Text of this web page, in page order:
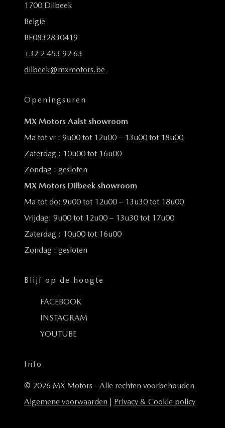
1700 Dilbeek
België
BE0832830419
+32 2 453 92 63
dilbeek@mxmotors.be
Openingsuren
MX Motors Aalst showroom
Ma tot vr : 9u00 tot 12u00 – 13u00 tot 18u00
Zaterdag : 10u00 tot 16u00
Zondag : gesloten
MX Motors Dilbeek showroom
Ma tot do: 9u00 tot 12u00 – 13u30 tot 18u00
Vrijdag: 9u00 tot 12u00 – 13u30 tot 17u00
Zaterdag : 10u00 tot 16u00
Zondag : gesloten
Blijf op de hoogte
FACEBOOK
INSTAGRAM
YOUTUBE
Info
© 2026 MX Motors - Alle rechten voorbehouden
Algemene voorwaarden
Privacy & Cookie policy